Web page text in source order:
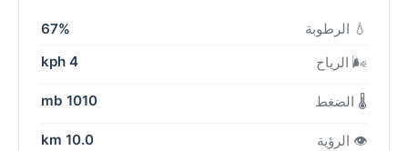
💧 الرطوبة
67%
🌬️ الرياح
4 kph
🌡️ الضغط 1010 mb
👁️ الرؤية 10.0 km